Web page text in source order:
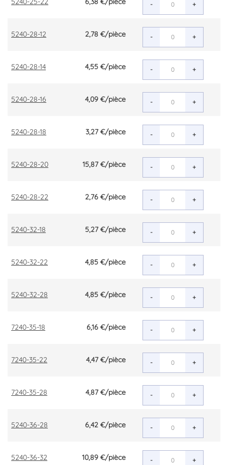
- +
5240-28-12 2,78 €/pièce - +
5240-28-14 4,55 €/pièce - +
5240-28-16 4,09 €/pièce - +
5240-28-18 3,27 €/pièce - +
5240-28-20 15,87 €/pièce - +
5240-28-22 2,76 €/pièce - +
5240-32-18 5,27 €/pièce - +
5240-32-22 4,85 €/pièce - +
5240-32-28 4,85 €/pièce - +
7240-35-18 6,16 €/pièce - +
7240-35-22 4,47 €/pièce - +
7240-35-28 4,87 €/pièce - +
5240-36-28 6,42 €/pièce - +
5240-36-32 10,89 €/pièce - +